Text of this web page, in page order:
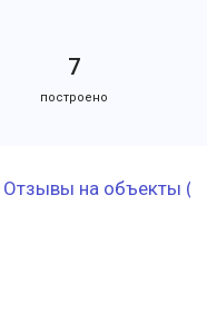
7
построено
Отзывы на объекты